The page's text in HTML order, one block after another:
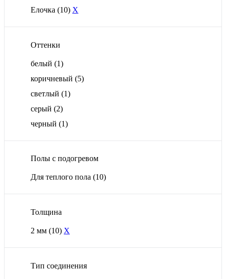
Елочка (10) X
Оттенки
белый (1)
коричневый (5)
светлый (1)
серый (2)
черный (1)
Полы с подогревом
Для теплого пола (10)
Толщина
2 мм (10) X
Тип соединения